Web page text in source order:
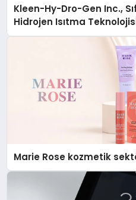
Kleen-Hy-Dro-Gen Inc.,
Hidrojen Isıtma
Düzenleyici Onaylarını
Marie Rose kozmetik